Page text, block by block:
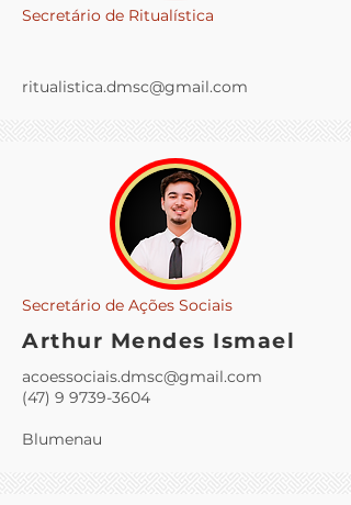
Secretário de Ritualística
ritualistica.dmsc@gmail.com
Secretário de Ações Sociais
Arthur Mendes Ismael
acoessociais.dmsc@gmail.com
(47) 9 9739-3604
Blumenau